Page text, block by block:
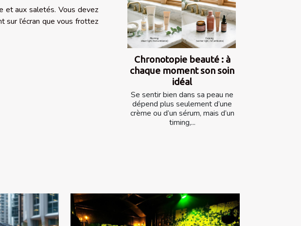
et aux saletés. Vous devez
sur l’écran que vous frottez
Chronotopie beauté : à
chaque moment son soin
idéal
Se sentir bien dans sa peau ne
dépend plus seulement d’une
crème ou d’un sérum, mais d’un
timing,...